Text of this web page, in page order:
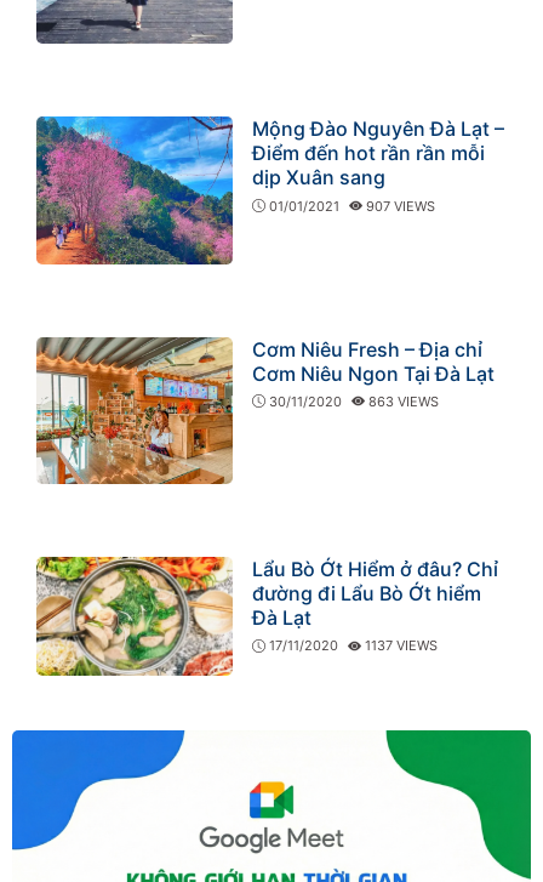
Mộng Đào Nguyên Đà Lạt –
Điểm đến hot rần rần mỗi
dịp Xuân sang
01/01/2021 907 VIEWS
Cơm Niêu Fresh – Địa chỉ
Cơm Niêu Ngon Tại Đà Lạt
30/11/2020 863 VIEWS
Lẩu Bò Ớt Hiểm ở đâu? Chỉ
đường đi Lẩu Bò Ớt hiểm
Đà Lạt
17/11/2020 1137 VIEWS